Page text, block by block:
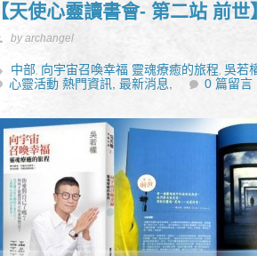
【天使心靈讀書會- 第二站 前世
by archangel
中部, 向宇宙召喚幸福 靈魂療癒的旅程,吳若
心靈活動 熱門資訊,最新消息, 0 篇留言